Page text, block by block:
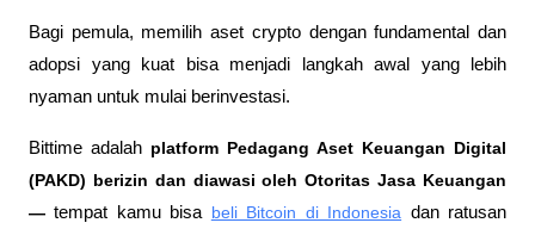
Bagi pemula, memilih aset crypto dengan fundamental dan
adopsi yang kuat bisa menjadi langkah awal yang lebih
nyaman untuk mulai berinvestasi.
Bittime adalah platform Pedagang Aset Keuangan Digital
(PAKD) berizin dan diawasi oleh Otoritas Jasa Keuangan
— tempat kamu bisa beli Bitcoin di Indonesia dan ratusan